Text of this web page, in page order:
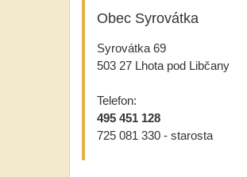
Obec Syrovátka
Syrovátka 69
503 27 Lhota pod Libčany
Telefon:
495 451 128
725 081 330 - starosta